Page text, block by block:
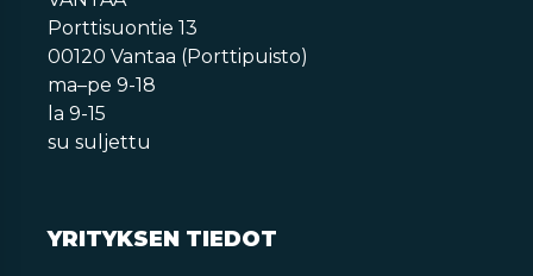
Porttisuontie 13
00120 Vantaa (Porttipuisto)
ma–pe 9-18
la 9-15
su suljettu
YRITYKSEN TIEDOT